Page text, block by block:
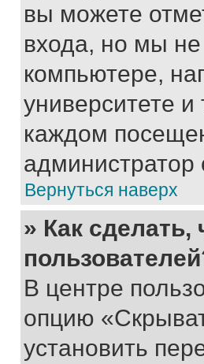
вы можете
входа, но мы
компьютере,
университете и
каждом
администратор
Вернуться наверх
» Как
В центре
опцию
установить